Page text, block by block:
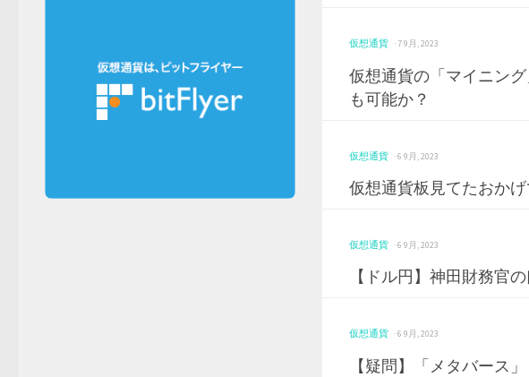
仮想通貨 · 7 9月, 2023
仮想通貨の「マイニン
も可能か？
仮想通貨 · 6 9月, 2023
仮想通貨板見てたおか
仮想通貨 · 6 9月, 2023
【ドル円】神田財務官
仮想通貨 · 6 9月, 2023
【疑問】「メタバース